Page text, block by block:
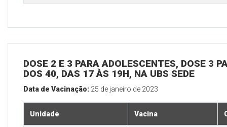
DOSE 2 E 3 PARA ADOLESCENTES, DOSE 3
DOS 40, DAS 17 ÀS 19H, NA UBS SEDE
Data de Vacinação: 25 de janeiro de 2023
Unidade Vacina